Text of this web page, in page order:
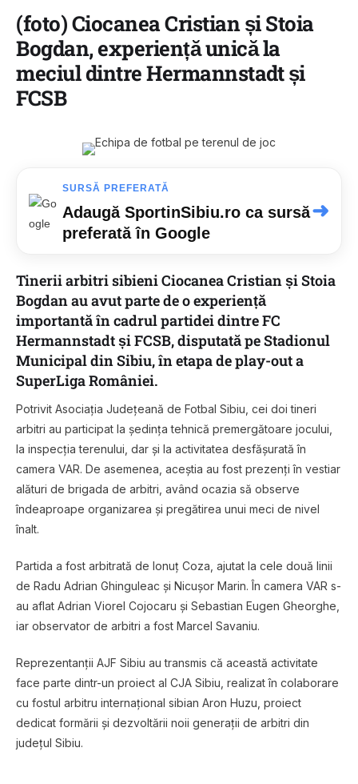
(foto) Ciocanea Cristian și Stoia
Bogdan, experiență unică la
meciul dintre Hermannstadt și
FCSB
SURSĂ PREFERATĂ
Adaugă SportinSibiu.ro ca sursă
preferată în Google
➜
Tinerii arbitri sibieni Ciocanea Cristian și Stoia
Bogdan au avut parte de o experiență
importantă în cadrul partidei dintreFC
HermannstadtșiFCSB, disputată pe Stadionul
Municipal din Sibiu, în etapa de play-out a
SuperLiga României.
Potrivit Asociația Județeană de Fotbal Sibiu , cei doi tineri
arbitri au participat la ședința tehnică premergătoare jocului,
la inspecția terenului, dar și la activitatea desfășurată în
camera VAR. De asemenea, aceștia au fost prezenți în vestiar
alături de brigada de arbitri, având ocazia să observe
îndeaproape organizarea și pregătirea unui meci de nivel
înalt.
Partida a fost arbitrată de Ionuț Coza , ajutat la cele două linii
de Radu Adrian Ghinguleac și Nicușor Marin. În camera VAR s-
au aflat Adrian Viorel Cojocaru și Sebastian Eugen Gheorghe
iar observator de arbitri a fost Marcel Savaniu.
Reprezentanții AJF Sibiu au transmis că această activitate
face parte dintr-un proiect al CJA Sibiu, realizat în colaborare
cu fostul arbitru internațional sibian Aron Huzu , proiect
dedicat formării și dezvoltării noii generații de arbitri din
județul Sibiu.